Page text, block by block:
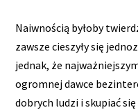
Naiwnością byłoby
zawsze cieszyły się
jednak, że
ogromnej dawce
dobrych ludzi i skupiać